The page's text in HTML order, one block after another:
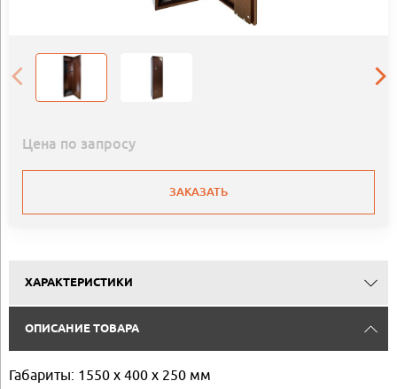
Цена по запросу
ЗАКАЗАТЬ
ХАРАКТЕРИСТИКИ
ОПИСАНИЕ ТОВАРА
Габариты: 1550 х 400 х 250 мм